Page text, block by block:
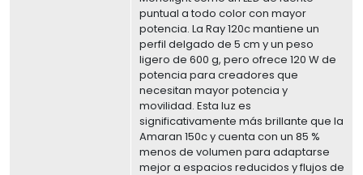
puntual a todo color con mayor
potencia. La Ray 120c mantiene un
perfil delgado de 5 cm y un peso
ligero de 600 g, pero ofrece 120 W de
potencia para creadores que
necesitan mayor potencia y
movilidad. Esta luz es
significativamente más brillante que la
Amaran 150c y cuenta con un 85 %
menos de volumen para adaptarse
mejor a espacios reducidos y flujos de